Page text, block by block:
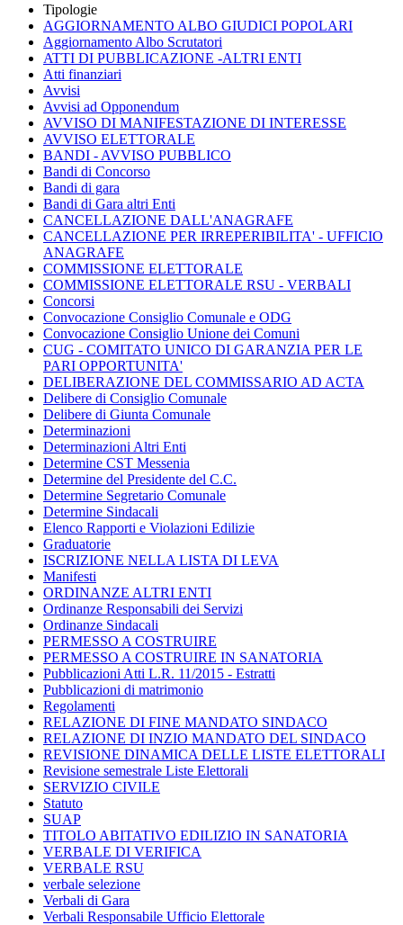
Tipologie
AGGIORNAMENTO ALBO GIUDICI POPOLARI
Aggiornamento Albo Scrutatori
ATTI DI PUBBLICAZIONE -ALTRI ENTI
Atti finanziari
Avvisi
Avvisi ad Opponendum
AVVISO DI MANIFESTAZIONE DI INTERESSE
AVVISO ELETTORALE
BANDI - AVVISO PUBBLICO
Bandi di Concorso
Bandi di gara
Bandi di Gara altri Enti
CANCELLAZIONE DALL'ANAGRAFE
CANCELLAZIONE PER IRREPERIBILITA' - UFFICIO
ANAGRAFE
COMMISSIONE ELETTORALE
COMMISSIONE ELETTORALE RSU - VERBALI
Concorsi
Convocazione Consiglio Comunale e ODG
Convocazione Consiglio Unione dei Comuni
CUG - COMITATO UNICO DI GARANZIA PER LE
PARI OPPORTUNITA'
DELIBERAZIONE DEL COMMISSARIO AD ACTA
Delibere di Consiglio Comunale
Delibere di Giunta Comunale
Determinazioni
Determinazioni Altri Enti
Determine CST Messenia
Determine del Presidente del C.C.
Determine Segretario Comunale
Determine Sindacali
Elenco Rapporti e Violazioni Edilizie
Graduatorie
ISCRIZIONE NELLA LISTA DI LEVA
Manifesti
ORDINANZE ALTRI ENTI
Ordinanze Responsabili dei Servizi
Ordinanze Sindacali
PERMESSO A COSTRUIRE
PERMESSO A COSTRUIRE IN SANATORIA
Pubblicazioni Atti L.R. 11/2015 - Estratti
Pubblicazioni di matrimonio
Regolamenti
RELAZIONE DI FINE MANDATO SINDACO
RELAZIONE DI INZIO MANDATO DEL SINDACO
REVISIONE DINAMICA DELLE LISTE ELETTORALI
Revisione semestrale Liste Elettorali
SERVIZIO CIVILE
Statuto
SUAP
TITOLO ABITATIVO EDILIZIO IN SANATORIA
VERBALE DI VERIFICA
VERBALE RSU
verbale selezione
Verbali di Gara
Verbali Responsabile Ufficio Elettorale